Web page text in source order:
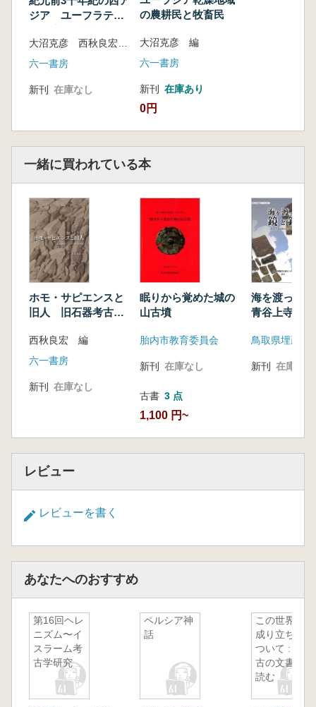
相互関係
堀岡晴美 MAR.TU敵視の背景
3部 考古学からみたユーフラテス河中流域の
農耕民と牧畜民
ユーフラテス河中流域の青銅器時代
門脇誠二 集落外墓地の時空分布が示す青銅
器時代の社会 ユーフラテス川中流域の考古学
踏査から
長谷川敦章 テル型遺跡における居住民の定
河中流域テル・ガーネム・アル・アリ遺跡の成
果を中心に
久米正吾 シリア前期青銅器時代墓地遺跡の
被葬者像解明に向けて ユーフラテス河中流域
における定住民と遊牧民の関係
赤司千恵 植物遺存体からみた土地利用―テ
ル・ガーネム・アル=アリの場合
足立拓朗 シリア中部・ビシュリ山麓ケルン
藤井純夫 シリア中部ビシュリ山系の遊牧化
過程 ヨルダン南部ジャフル盆地との照合
ジア ユーフラテス
の原点を探る
六一書房
新刊 在庫なし
の農耕民と牧畜民
大沼克彦 編
六一書房
新刊 在庫あり
0円
一緒に買われている本
ホモ・サピエンスと
旧人 旧石器考古学
西秋良宏 編
六一書房
新刊 在庫なし
眠りから覚めた城の
山古墳
胎内市教育委員会
新刊 在庫なし
古書 3 点
1,100 円~
海を渡った
青谷上寺地
新刊 在庫なし
レビュー
レビューを書く
あなたへのおすすめ
第16回ヘレ
ニズム〜イ
スラーム考
古学研究
ペルシア神
話
この世界の
成り立ちに
ついて : 太
古の文書を
読む